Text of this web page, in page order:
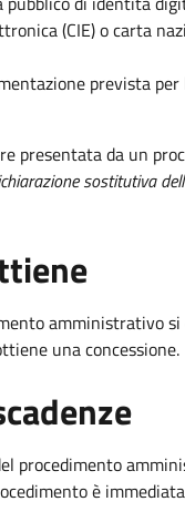
(CIE) o carta
prevista per
presentata da un
sostitutiva
amministrativo si
una concessione.
procedimento
è